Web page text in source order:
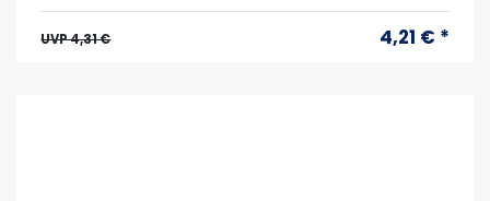
UVP 4,31 € 4,21 € *